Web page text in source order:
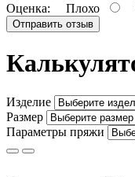
Оценка: Плохо
Отправить отзыв
Изделие
Размер
Параметры пряжи